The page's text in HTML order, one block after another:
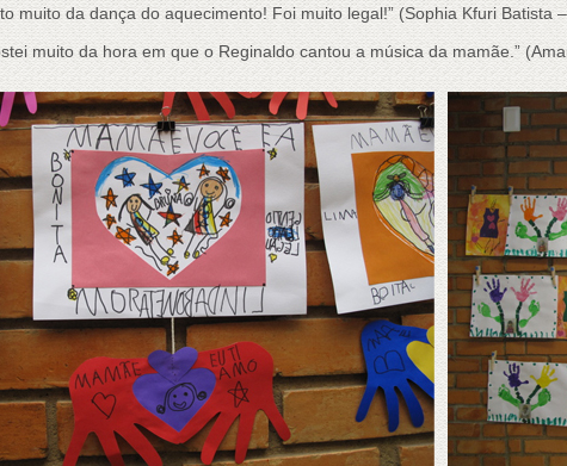
muito da dança do aquecimento! Foi muito legal!” (Sophia Kfuri Batista
muito da hora em que o Reginaldo cantou a música da mamãe.”